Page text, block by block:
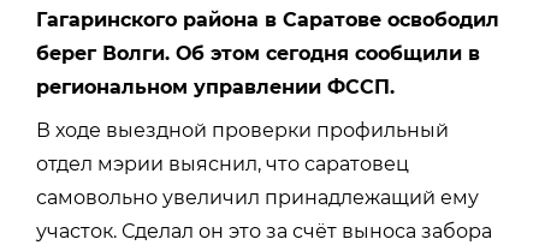
Гагаринского района в Саратове освободил
берег Волги. Об этом сегодня сообщили в
региональном управлении ФССП.
В ходе выездной проверки профильный
отдел мэрии выяснил, что саратовец
самовольно увеличил принадлежащий ему
участок. Сделал он это за счёт выноса забора